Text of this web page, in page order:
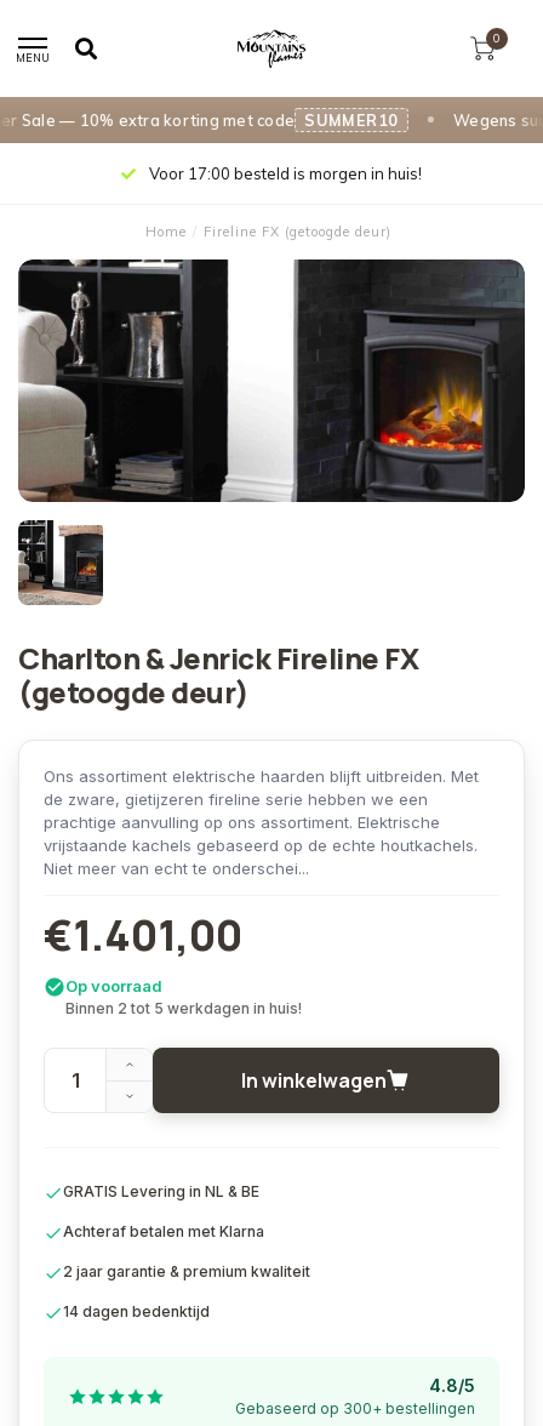
Sale — 10% extra korting met code SUMMER10 Wegens
MENU
0
Voor 17:00 besteld is morgen in huis!
Home / Fireline FX (getoogde deur)
Charlton & Jenrick Fireline FX
(getoogde deur)
Ons assortiment elektrische haarden blijft uitbreiden. Met
de zware, gietijzeren fireline serie hebben we een
prachtige aanvulling op ons assortiment. Elektrische
vrijstaande kachels gebaseerd op de echte houtkachels.
Niet meer van echt te onderschei...
€1.401,00
Op voorraad
Binnen 2 tot 5 werkdagen in huis!
In winkelwagen
GRATIS Levering in NL & BE
Achteraf betalen met Klarna
2 jaar garantie & premium kwaliteit
14 dagen bedenktijd
4.8/5
Gebaseerd op 300+ bestellingen